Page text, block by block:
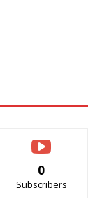
0
Subscribers